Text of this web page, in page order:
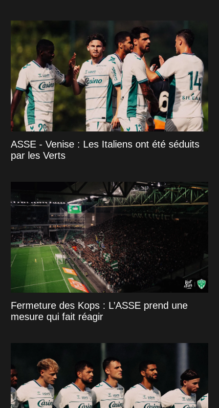
ASSE - Venise : Les Italiens ont été séduits
par les Verts
Fermeture des Kops : L’ASSE prend une
mesure qui fait réagir